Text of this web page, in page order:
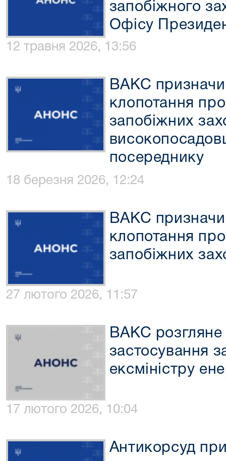
запобіжного
Офісу
12 травня 2026, 13:56
ВАКС
клопотання
запобіжних
посереднику
18 березня 2026, 12:24
ВАКС
клопотання
запобіжних
27 лютого 2026, 11:57
ВАКС розгляне
застосування
ексміністру
17 лютого 2026, 10:04
Антикорсуд